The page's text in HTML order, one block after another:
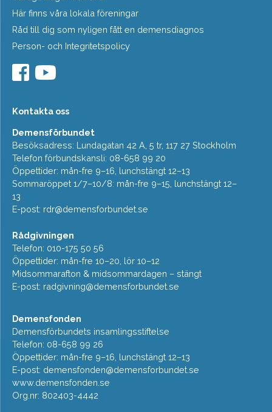
Här finns våra lokala föreningar
Råd till dig som nyligen fått en demensdiagnos
Person- och Integritetspolicy
Kontakta oss
Demensförbundet
Besöksadress: Lundagatan 42 A, 5 tr, 117 27 Stockholm
Telefon förbundskansli: 08-658 99 20
Öppettider: mån-fre 9–16, lunchstängt 12–13
Sommaröppet 1/7–10/8: mån-fre 9–15, lunchstängt 12–
13
E-post: rdr@demensforbundet.se
Rådgivningen
Telefon: 010-175 50 56
Öppettider: mån-fre 10–20, lör 10–12
Midsommarafton & midsommardagen – stängt
E-post: radgivning@demensforbundet.se
Demensfonden
Demensförbundets insamlingsstiftelse
Telefon: 08-658 99 26
Öppettider: mån-fre 9–16, lunchstängt 12–13
E-post: demensfonden@demensforbundet.se
www.demensfonden.se
Org.nr: 802403-4442